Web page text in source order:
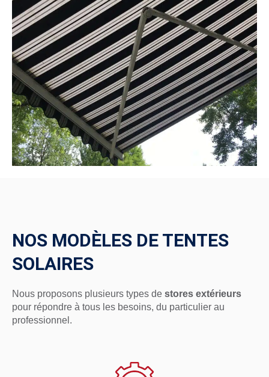
NOS MODÈLES DE TENTES
SOLAIRES
Nous proposons plusieurs types de stores extérieurs
pour répondre à tous les besoins, du particulier au
professionnel.